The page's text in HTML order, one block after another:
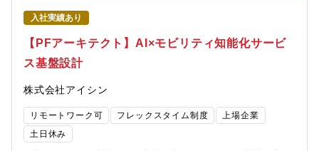
入社実績あり
【PFアーキテクト】AI×モビリティ知能化サービ
ス基盤設計
株式会社アイシン
リモートワーク可 フレックスタイム制度
上場企業
土日休み